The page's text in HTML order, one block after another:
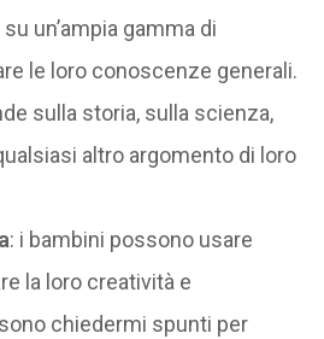
un’ampia gamma di
le loro conoscenze generali.
sulla storia, sulla scienza,
altro argomento di loro
: i bambini possono usare
la loro creatività e
chiedermi spunti per